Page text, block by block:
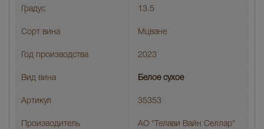
Градус 13.5
Сорт вина Мцване
Год производства 2023
Вид вина Белое сухое
Артикул 35353
Производитель АО "Телави Вайн Селлар"